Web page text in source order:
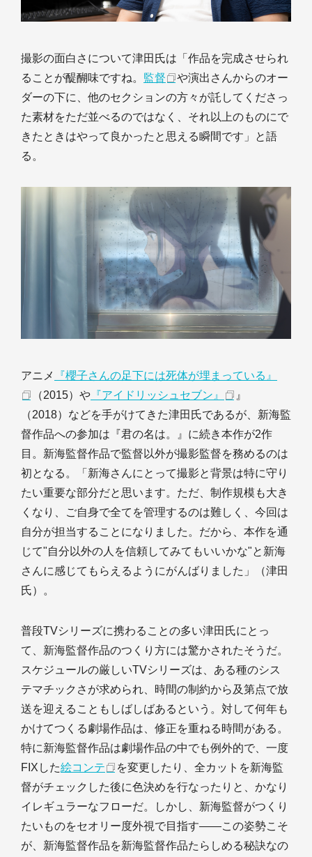
撮影の面白さについて津田氏は「作品を完成させられ
ることが醍醐味ですね。 監督
や演出さんからのオー
ダーの下に、他のセクションの方々が託してくださっ
た素材をただ並べるのではなく、それ以上のものにで
きたときはやって良かったと思える瞬間です」と語
る。
アニメ
『櫻子さんの足下には死体が埋まっている』
（2015）や 『アイドリッシュセブン』
』
（2018）などを手がけてきた津田氏であるが、新海監
督作品への参加は『君の名は。』に続き本作が2作
目。新海監督作品で監督以外が撮影監督を務めるのは
初となる。「新海さんにとって撮影と背景は特に守り
たい重要な部分だと思います。ただ、制作規模も大き
くなり、ご自身で全てを管理するのは難しく、今回は
自分が担当することになりました。だから、本作を通
じて"自分以外の人を信頼してみてもいいかな"と新海
さんに感じてもらえるようにがんばりました」（津田
氏）。
普段TVシリーズに携わることの多い津田氏にとっ
て、新海監督作品のつくり方には驚かされたそうだ。
スケジュールの厳しいTVシリーズは、ある種のシス
テマチックさが求められ、時間の制約から及第点で放
送を迎えることもしばしばあるという。対して何年も
かけてつくる劇場作品は、修正を重ねる時間がある。
特に新海監督作品は劇場作品の中でも例外的で、一度
FIXした絵コンテ
を変更したり、全カットを新海監
督がチェックした後に色決めを行なったりと、かなり
イレギュラーなフローだ。しかし、新海監督がつくり
たいものをセオリー度外視で目指す――この姿勢こそ
が、新海監督作品を新海監督作品たらしめる秘訣なの